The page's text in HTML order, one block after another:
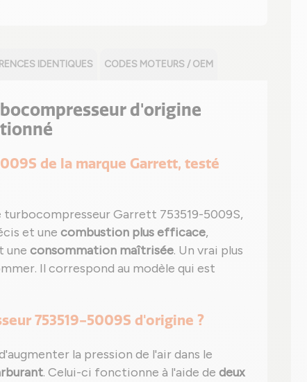
IDENTIQUES CODES MOTEURS / OEM
d'origine
de la marque Garrett, testé
turbocompresseur Garrett 753519-5009S,
et une combustion plus efficace,
une consommation maîtrisée. Un vrai plus
Il correspond au modèle qui est
753519-5009S d'origine ?
la pression de l'air dans le
. Celui-ci fonctionne à l'aide de deux